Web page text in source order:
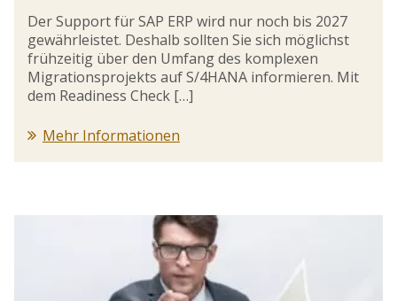
Der Support für SAP ERP wird nur noch bis 2027
gewährleistet. Deshalb sollten Sie sich möglichst
frühzeitig über den Umfang des komplexen
Migrationsprojekts auf S/4HANA informieren. Mit
dem Readiness Check […]
Mehr Informationen